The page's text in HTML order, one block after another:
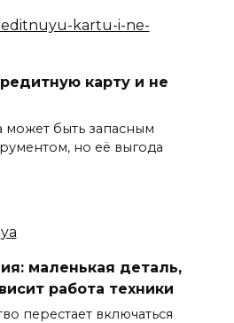
карту и не
может быть запасным
но её выгода
маленькая деталь,
работа техники
перестает включаться